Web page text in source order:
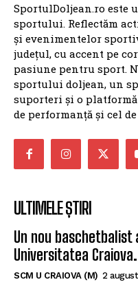
SportulDoljean.ro este
sportului. Reflectăm
și evenimentelor
județul, cu accent pe
pasiune pentru sport.
sportului doljean, un
suporteri și o
de performanță și cel de
ULTIMELE ȘTIRI
Un nou baschetbalist
Universitatea
SCM U CRAIOVA (M) 2